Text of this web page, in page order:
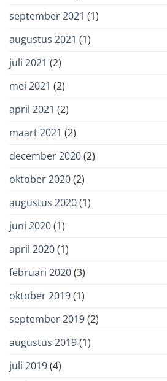
september 2021 (1)
augustus 2021 (1)
juli 2021 (2)
mei 2021 (2)
april 2021 (2)
maart 2021 (2)
december 2020(2)
oktober 2020(2)
augustus 2020(1)
juni 2020(1)
april 2020(1)
februari 2020(3)
oktober 2019(1)
september 2019(2)
augustus 2019(1)
juli 2019(4)